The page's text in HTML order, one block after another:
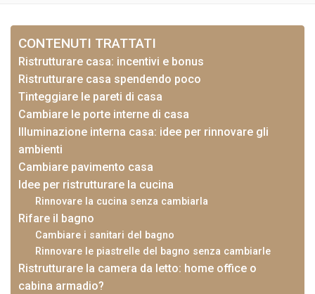
CONTENUTI TRATTATI
Ristrutturare casa: incentivi e bonus
Ristrutturare casa spendendo poco
Tinteggiare le pareti di casa
Cambiare le porte interne di casa
Illuminazione interna casa: idee per rinnovare gli
ambienti
Cambiare pavimento casa
Idee per ristrutturare la cucina
Rinnovare la cucina senza cambiarla
Rifare il bagno
Cambiare i sanitari del bagno
Rinnovare le piastrelle del bagno senza cambiarle
Ristrutturare la camera da letto: home office o
cabina armadio?